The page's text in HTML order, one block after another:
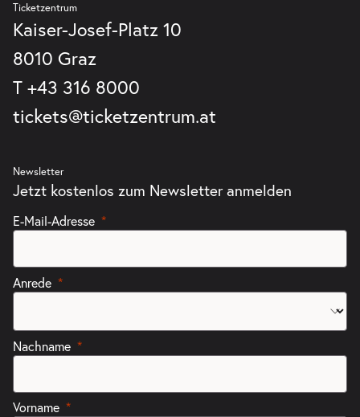
Ticketzentrum
Kaiser-Josef-Platz 10
8010 Graz
T +43 316 8000
tickets@ticketzentrum.at
Newsletter
Jetzt kostenlos zum Newsletter anmelden
E-Mail-Adresse
Anrede
Nachname
Vorname